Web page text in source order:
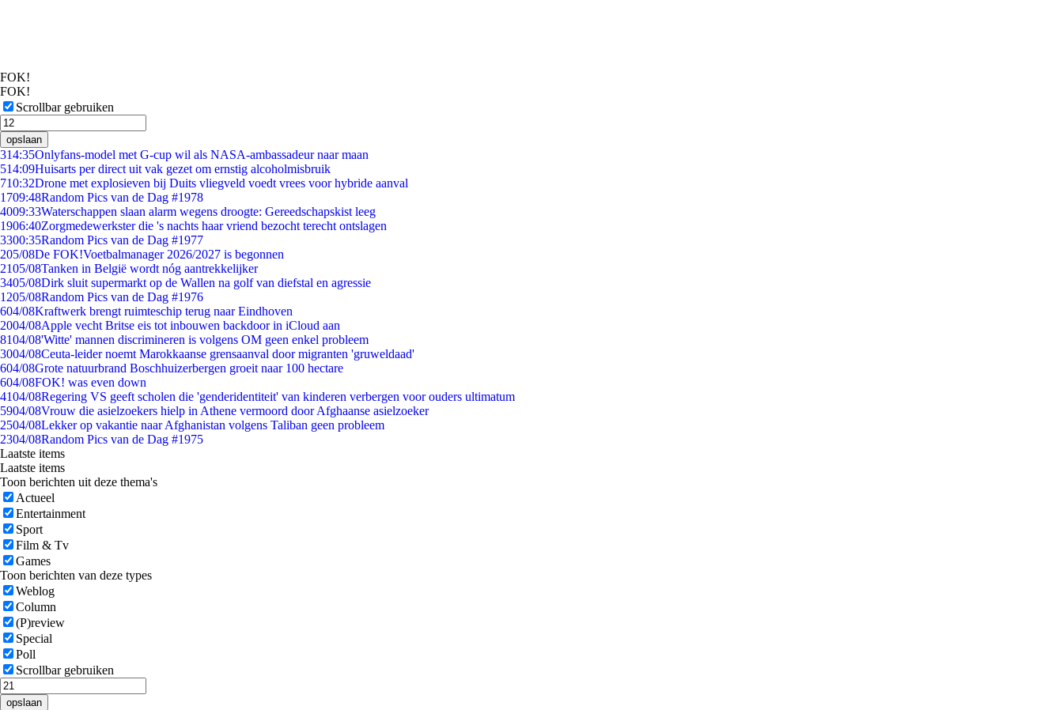
FOK!
FOK!
Scrollbar gebruiken
opslaan
314:35Onlyfans-model met G-cup wil als NASA-ambassadeur naar maan
514:09Huisarts per direct uit vak gezet om ernstig alcoholmisbruik
710:32Drone met explosieven bij Duits vliegveld voedt vrees voor hybride aanval
1709:48Random Pics van de Dag #1978
4009:33Waterschappen slaan alarm wegens droogte: Gereedschapskist leeg
1906:40Zorgmedewerkster die 's nachts haar vriend bezocht terecht ontslagen
3300:35Random Pics van de Dag #1977
205/08De FOK!Voetbalmanager 2026/2027 is begonnen
2105/08Tanken in België wordt nóg aantrekkelijker
3405/08Dirk sluit supermarkt op de Wallen na golf van diefstal en agressie
1205/08Random Pics van de Dag #1976
604/08Kraftwerk brengt ruimteschip terug naar Eindhoven
2004/08Apple vecht Britse eis tot inbouwen backdoor in iCloud aan
8104/08'Witte' mannen discrimineren is volgens OM geen enkel probleem
3004/08Ceuta-leider noemt Marokkaanse grensaanval door migranten 'gruweldaad'
604/08Grote natuurbrand Boschhuizerbergen groeit naar 100 hectare
604/08FOK! was even down
4104/08Regering VS geeft scholen die 'genderidentiteit' van kinderen verbergen voor ouders ultimatum
5904/08Vrouw die asielzoekers hielp in Athene vermoord door Afghaanse asielzoeker
2504/08Lekker op vakantie naar Afghanistan volgens Taliban geen probleem
2304/08Random Pics van de Dag #1975
Laatste items
Laatste items
Toon berichten uit deze thema's
Actueel
Entertainment
Sport
Film & Tv
Games
Toon berichten van deze types
Weblog
Column
(P)review
Special
Poll
Scrollbar gebruiken
opslaan